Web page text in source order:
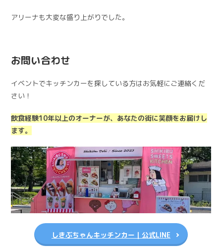
アリーナも大変な盛り上がりでした。
お問い合わせ
イベントでキッチンカーを探している方はお気軽にご連絡くだ
さい！
飲食経験10年以上のオーナーが、あなたの街に笑顔をお届けし
ます。
しきぶちゃんキッチンカー｜公式LINE